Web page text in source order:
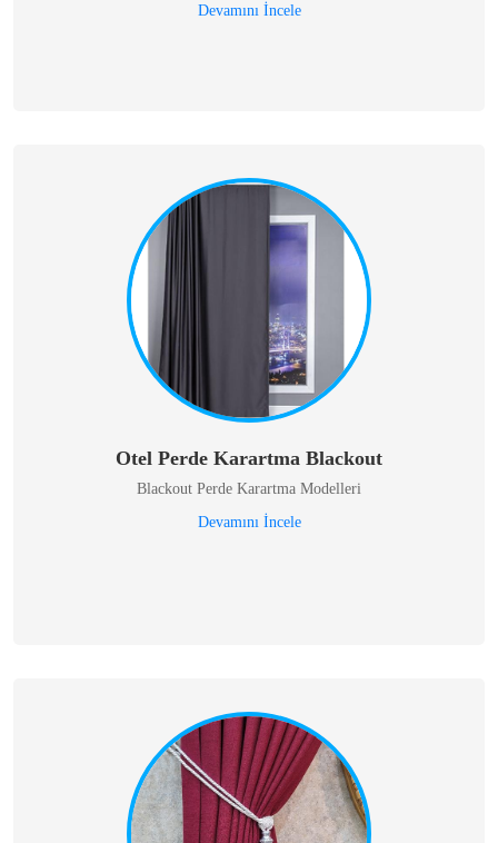
Devamını İncele
Otel Perde Karartma Blackout
Blackout Perde Karartma Modelleri
Devamını İncele